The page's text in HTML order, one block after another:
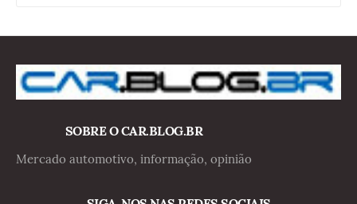
SOBRE O CAR.BLOG.BR
Mercado automotivo, informação, opinião